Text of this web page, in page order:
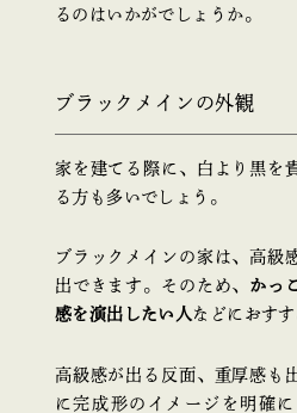
るのはいかがでしょうか。
ブラックメインの外観
家を建てる際に、白より黒を
る方も多いでしょう。
ブラックメインの家は、高級
出できます。そのため、 かっ
感を演出したい人 などにおすす
高級感が出る反面、重厚感も
に完成形のイメージを明確